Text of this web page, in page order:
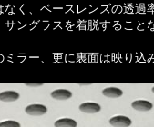
く、ベースレンズの透
ングラスを着脱すること
ラー、更に裏面は映り込